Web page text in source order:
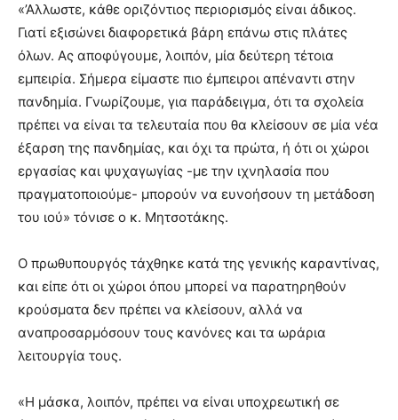
«’Αλλωστε, κάθε οριζόντιος περιορισμός είναι άδικος.
Γιατί εξισώνει διαφορετικά βάρη επάνω στις πλάτες
όλων. Ας αποφύγουμε, λοιπόν, μία δεύτερη τέτοια
εμπειρία. Σήμερα είμαστε πιο έμπειροι απέναντι στην
πανδημία. Γνωρίζουμε, για παράδειγμα, ότι τα σχολεία
πρέπει να είναι τα τελευταία που θα κλείσουν σε μία νέα
έξαρση της πανδημίας, και όχι τα πρώτα, ή ότι οι χώροι
εργασίας και ψυχαγωγίας -με την ιχνηλασία που
πραγματοποιούμε- μπορούν να ευνοήσουν τη μετάδοση
του ιού» τόνισε ο κ. Μητσοτάκης.
Ο πρωθυπουργός τάχθηκε κατά της γενικής καραντίνας,
και είπε ότι οι χώροι όπου μπορεί να παρατηρηθούν
κρούσματα δεν πρέπει να κλείσουν, αλλά να
αναπροσαρμόσουν τους κανόνες και τα ωράρια
λειτουργία τους.
«Η μάσκα, λοιπόν, πρέπει να είναι υποχρεωτική σε